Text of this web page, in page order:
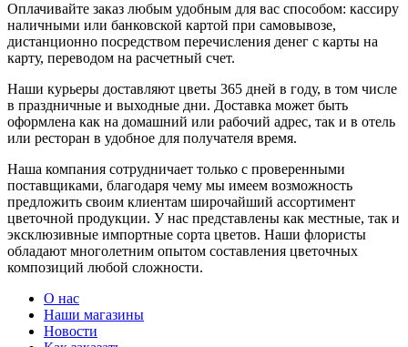
Оплачивайте заказ любым удобным для вас способом: кассиру
наличными или банковской картой при самовывозе,
дистанционно посредством перечисления денег с карты на
карту, переводом на расчетный счет.
Наши курьеры доставляют цветы 365 дней в году, в том числе
в праздничные и выходные дни. Доставка может быть
оформлена как на домашний или рабочий адрес, так и в отель
или ресторан в удобное для получателя время.
Наша компания сотрудничает только с проверенными
поставщиками, благодаря чему мы имеем возможность
предложить своим клиентам широчайший ассортимент
цветочной продукции. У нас представлены как местные, так и
эксклюзивные импортные сорта цветов. Наши флористы
обладают многолетним опытом составления цветочных
композиций любой сложности.
О нас
Наши магазины
Новости